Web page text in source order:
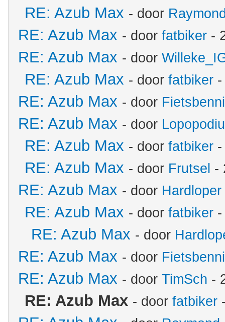
RE: Azub Max - door
RE: Azub Max - door fatbiker -
RE: Azub Max - door
RE: Azub Max - door fatbiker
RE: Azub Max - door
RE: Azub Max - door
RE: Azub Max - door fatbiker
RE: Azub Max - door Frutsel -
RE: Azub Max - door Hardloper
RE: Azub Max - door fatbiker
RE: Azub Max - door
RE: Azub Max - door
RE: Azub Max - door TimSch -
RE: Azub Max - door fatbiker